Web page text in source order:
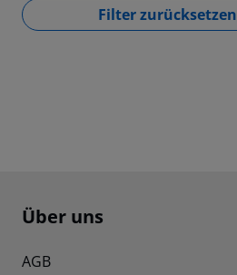
Filter zurücksetzen
Footer navigation
Über uns
AGB